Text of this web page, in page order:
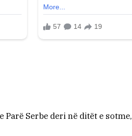
Serbe deri në ditët e sotme,